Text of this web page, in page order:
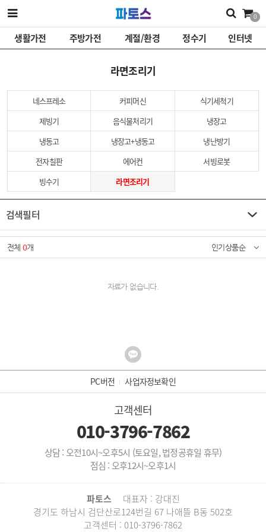
0
생활가전 주방가전 계절/환경 정수기 인터넷
라면조리기
네스프레소 커피머신
식기세척기
제빙기
음식물처리기
냉장고
냉동고
냉장고+냉동고
냉난방기
전자칠판
에어컨
서빙로봇
빙수기
라면조리기
검색필터
전체0개 인기상품순
자료가 없습니다.
PC버전 사업자정보확인
고객센터
010-3796-7862
상담 : 오전10시~오후5시 (토요일, 법정공휴일 휴무)
점심 : 오후12시~오후1시
파토스
대표자 : 강대진
경기도 하남시 검단산로124번길 67 나애뜰 B동 502호
고객센터 : 010-3796-7862